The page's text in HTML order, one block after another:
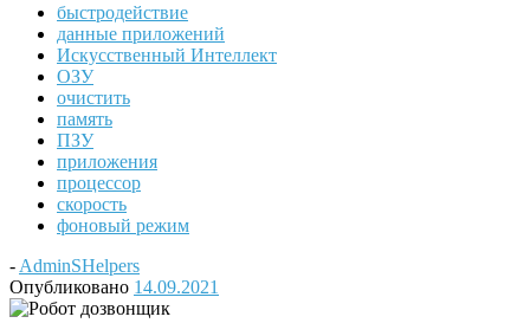
быстродействие
данные приложений
Искусственный Интеллект
ОЗУ
очистить
память
ПЗУ
приложения
процессор
скорость
фоновый режим
- AdminSHelpers
Опубликовано 14.09.2021